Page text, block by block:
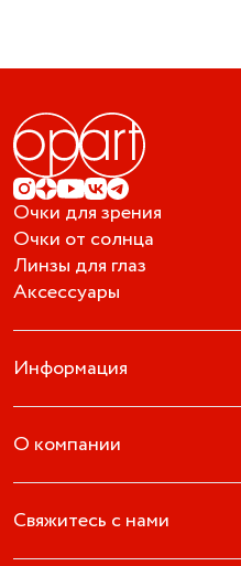
Очки для зрения
Очки от солнца
Линзы для глаз
Аксессуары
Информация
О компании
Свяжитесь с нами